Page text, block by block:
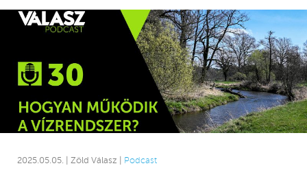
2025.05.05. | Zöld Válasz | Podcast